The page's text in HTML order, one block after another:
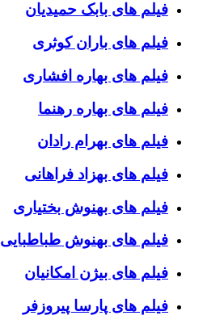
فیلم های بابک حمیدیان
فیلم های باران کوثری
فیلم های بهاره افشاری
فیلم های بهاره رهنما
فیلم های بهرام رادان
فیلم های بهزاد فراهانی
فیلم های بهنوش بختیاری
فیلم های بهنوش طباطبایی
فیلم های بیژن امکانیان
فیلم های پارسا پیروزفر